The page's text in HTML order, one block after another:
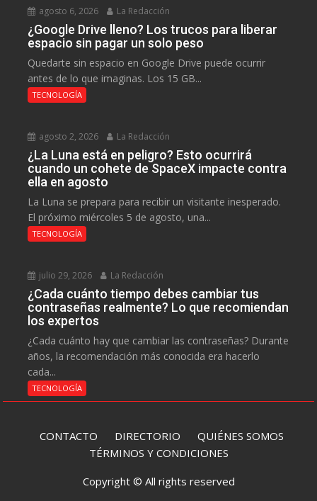
agosto 6, 2026 La Redacción
¿Google Drive lleno? Los trucos para liberar
espacio sin pagar un solo peso
Quedarte sin espacio en Google Drive puede ocurrir
antes de lo que imaginas. Los 15 GB...
TECNOLOGÍA
agosto 2, 2026 La Redacción
¿La Luna está en peligro? Esto ocurrirá
cuando un cohete de SpaceX impacte contra
ella en agosto
La Luna se prepara para recibir un visitante inesperado.
El próximo miércoles 5 de agosto, una...
TECNOLOGÍA
julio 29, 2026 La Redacción
¿Cada cuánto tiempo debes cambiar tus
contraseñas realmente? Lo que recomiendan
los expertos
¿Cada cuánto hay que cambiar las contraseñas? Durante
años, la recomendación más conocida era hacerlo
cada...
TECNOLOGÍA
CONTACTO DIRECTORIO QUIÉNES SOMOS
TÉRMINOS Y CONDICIONES
Copyright © All rights reserved